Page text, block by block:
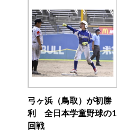
弓ヶ浜（鳥取）が初勝
利 全日本学童野球の1
回戦